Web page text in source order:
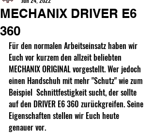
MECHANIX DRIVER E6
360
Für den normalen Arbeitseinsatz haben wir
Euch vor kurzem den allzeit beliebten
MECHANIX ORIGINAL vorgestellt. Wer jedoch
einen Handschuh mit mehr "Schutz" wie zum
Beispiel  Schnittfestigkeit sucht, der sollte
auf den DRIVER E6 360 zurückgreifen. Seine
Eigenschaften stellen wir Euch heute
genauer vor.